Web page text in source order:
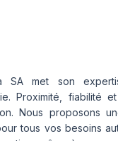
SA met son
Proximité, fiabilité
Nous proposons
tous vos besoins